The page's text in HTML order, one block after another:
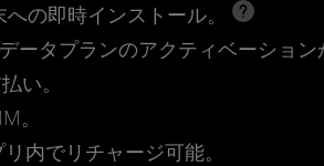
の即時インストール。
ータプランのアクティベーション
い。
。
内でリチャージ可能。